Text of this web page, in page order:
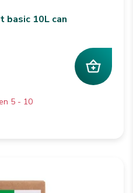
basic 10L can
5 - 10